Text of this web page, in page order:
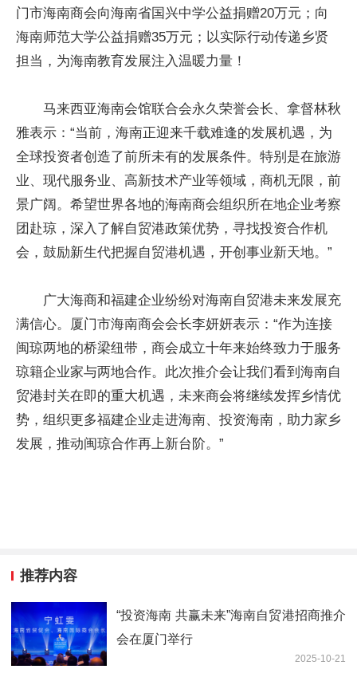
门市海南商会向海南省国兴中学公益捐赠20万元；向
海南师范大学公益捐赠35万元；以实际行动传递乡贤
担当，为海南教育发展注入温暖力量！
马来西亚海南会馆联合会永久荣誉会长、拿督林秋
雅表示：“当前，海南正迎来千载难逢的发展机遇，为
全球投资者创造了前所未有的发展条件。特别是在旅游
业、现代服务业、高新技术产业等领域，商机无限，前
景广阔。希望世界各地的海南商会组织所在地企业考察
团赴琼，深入了解自贸港政策优势，寻找投资合作机
会，鼓励新生代把握自贸港机遇，开创事业新天地。”
广大海商和福建企业纷纷对海南自贸港未来发展充
满信心。厦门市海南商会会长李妍妍表示：“作为连接
闽琼两地的桥梁纽带，商会成立十年来始终致力于服务
琼籍企业家与两地合作。此次推介会让我们看到海南自
贸港封关在即的重大机遇，未来商会将继续发挥乡情优
势，组织更多福建企业走进海南、投资海南，助力家乡
发展，推动闽琼合作再上新台阶。”
推荐内容
“投资海南 共赢未来”海南自贸港招商推介
会在厦门举行
2025-10-21